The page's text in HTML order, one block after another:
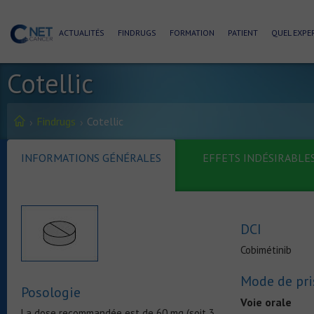
ACTUALITÉS FINDRUGS FORMATION PATIENT QUEL
Cotellic
Findrugs Cotellic
INFORMATIONS GÉNÉRALES EFFETS
Posologie
DCI
Cobimétinib
Mode de
Voie orale